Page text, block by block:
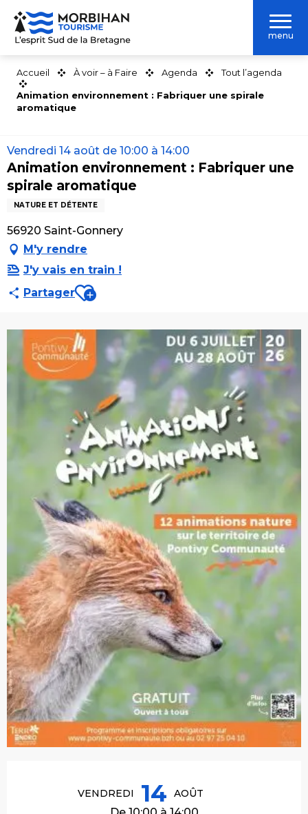
Aller
contenu
menu
Accueil À voir – à Faire Agenda Tout l’agenda
Animation environnement : Fabriquer une spirale
aromatique
Vendredi 14 août de 10:00 à 14:00
Animation environnement : Fabriquer une
spirale aromatique
NATURE ET DÉTENTE
56920 Saint-Gonnery
M'y rendre
J'y vais en train !
PartagerAjouter aux favoris
VENDREDI 14 AOÛT